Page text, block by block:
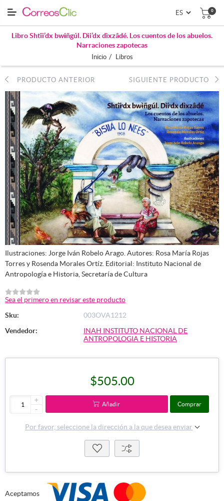
0
Libro Shtîi’dx bwɨñgúl. Dìi’dx dìxzâdé. Los cuentos de los abuelos.
Narraciones zapotecas
Inicio / Libros
PRODUCTO ANTERIOR SIGUIENTE PRODUCTO
Ilustraciones: Jorge Iván Robelo Arago. Autores: Rosa María Rojas
Torres y Rosenda Morales Ortíz. Editorial: Instituto Nacional de
Antropología e Historia, Secretaría de Cultura
Sea el primero en revisar este producto
Sku:
003OVA1212
Vendedor:
INAH INSTITUTO NACIONAL DE
ANTROPOLOGIA E HISTORIA
$505.00
+
-
Añadir Comprar
Por favor, seleccione la dirección a la que desea enviar
Aceptamos